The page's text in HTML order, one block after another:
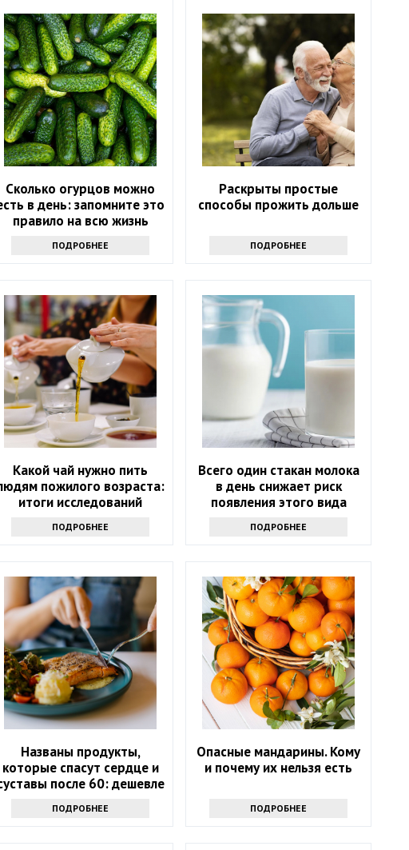
Сколько огурцов можно
в день: запомните это
правило на всю жизнь
ПОДРОБНЕЕ
Раскрыты простые
способы прожить дольше
ПОДРОБНЕЕ
Какой чай нужно пить
пожилого возраста:
итоги исследований
ПОДРОБНЕЕ
Всего один стакан молока
в день снижает риск
появления этого вида
только молоко
ПОДРОБНЕЕ
Названы продукты,
которые спасут сердце и
после 60: дешевле
ПОДРОБНЕЕ
Опасные мандарины. Кому
и почему их нельзя есть
ПОДРОБНЕЕ